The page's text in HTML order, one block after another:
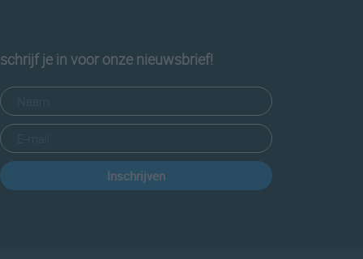
schrijf je in voor onze nieuwsbrief!
Inschrijven